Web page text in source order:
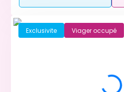
Exclusivite Viager occupé